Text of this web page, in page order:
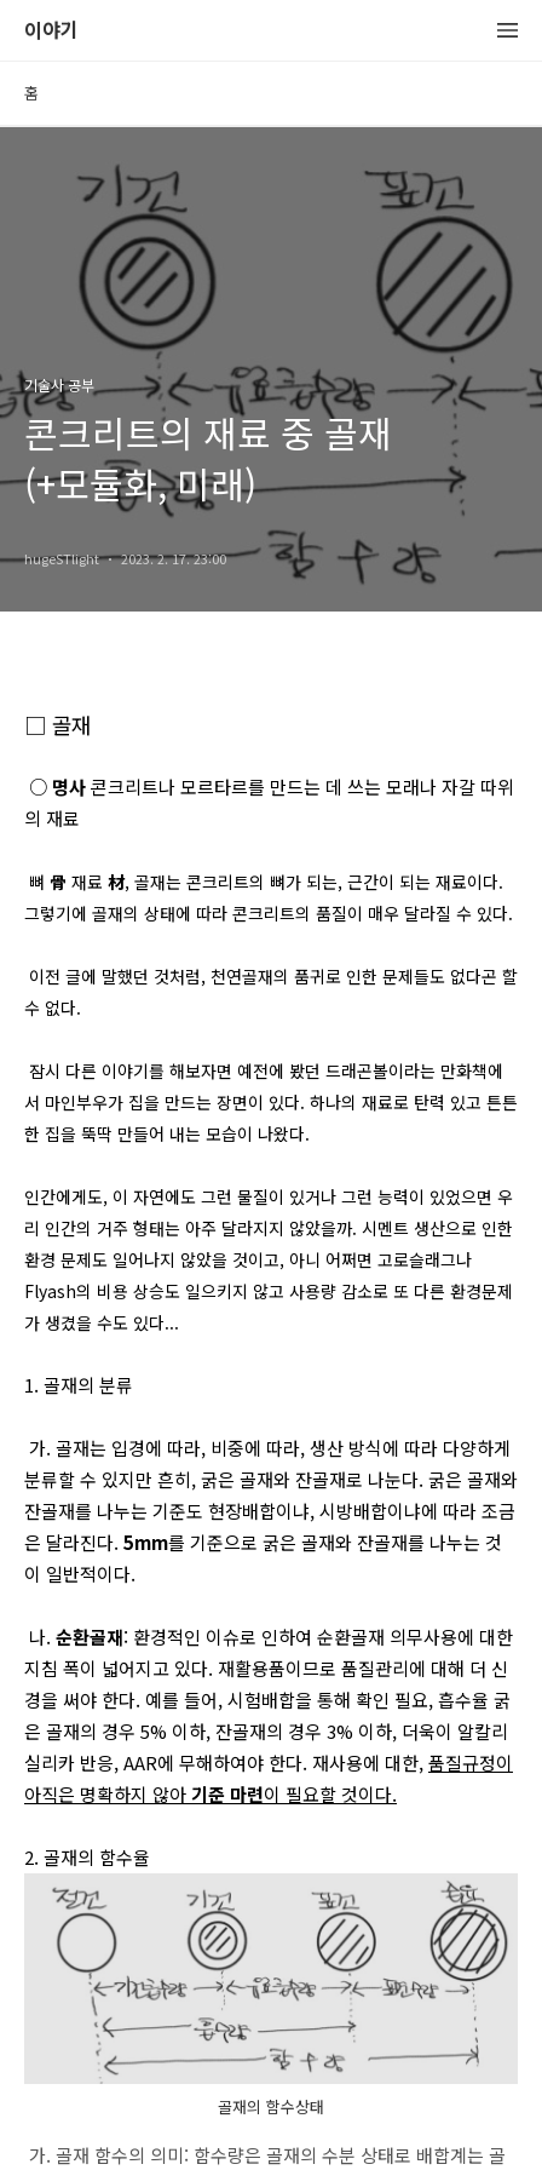
이야기
홈
기술사 공부
콘크리트의 재료 중 골재
(+모듈화, 미래)
hugeSTlight 2023. 2. 17. 23:00
□ 골재
○ 명사콘크리트나 모르타르를 만드는 데 쓰는 모래나 자갈 따위
의 재료
뼈 骨 재료 材, 골재는 콘크리트의 뼈가 되는, 근간이 되는 재료이다.
그렇기에 골재의 상태에 따라 콘크리트의 품질이 매우 달라질 수 있다.
이전 글에 말했던 것처럼, 천연골재의 품귀로 인한 문제들도 없다곤 할
수 없다.
잠시 다른 이야기를 해보자면 예전에 봤던 드래곤볼이라는 만화책에
서 마인부우가 집을 만드는 장면이 있다. 하나의 재료로 탄력 있고 튼튼
한 집을 뚝딱 만들어 내는 모습이 나왔다.
인간에게도, 이 자연에도 그런 물질이 있거나 그런 능력이 있었으면 우
리 인간의 거주 형태는 아주 달라지지 않았을까. 시멘트 생산으로 인한
환경 문제도 일어나지 않았을 것이고, 아니 어쩌면 고로슬래그나
Flyash의 비용 상승도 일으키지 않고 사용량 감소로 또 다른 환경문제
가 생겼을 수도 있다...
1. 골재의 분류
가. 골재는 입경에 따라, 비중에 따라, 생산 방식에 따라 다양하게
분류할 수 있지만 흔히, 굵은 골재와 잔골재로 나눈다. 굵은 골재와
잔골재를 나누는 기준도 현장배합이냐, 시방배합이냐에 따라 조금
은 달라진다. 5mm를 기준으로 굵은 골재와 잔골재를 나누는 것
이 일반적이다.
나. 순환골재: 환경적인 이슈로 인하여 순환골재 의무사용에 대한
지침 폭이 넓어지고 있다. 재활용품이므로 품질관리에 대해 더 신
경을 써야 한다. 예를 들어, 시험배합을 통해 확인 필요, 흡수율 굵
은 골재의 경우 5% 이하, 잔골재의 경우 3% 이하, 더욱이 알칼리
실리카 반응, AAR에 무해하여야 한다. 재사용에 대한,품질규정이
아직은 명확하지 않아기준 마련이 필요할 것이다.
2. 골재의 함수율
골재의 함수상태
가. 골재 함수의 의미: 함수량은 골재의 수분 상태로 배합계는 골